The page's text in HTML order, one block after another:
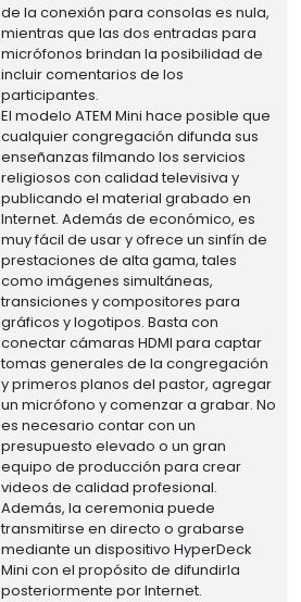
de la conexión para consolas es nula,
mientras que las dos entradas para
micrófonos brindan la posibilidad de
incluir comentarios de los
participantes.
El modelo ATEM Mini hace posible que
cualquier congregación difunda sus
enseñanzas filmando los servicios
religiosos con calidad televisiva y
publicando el material grabado en
Internet. Además de económico, es
muy fácil de usar y ofrece un sinfín de
prestaciones de alta gama, tales
como imágenes simultáneas,
transiciones y compositores para
gráficos y logotipos. Basta con
conectar cámaras HDMI para captar
tomas generales de la congregación
y primeros planos del pastor, agregar
un micrófono y comenzar a grabar. No
es necesario contar con un
presupuesto elevado o un gran
equipo de producción para crear
videos de calidad profesional.
Además, la ceremonia puede
transmitirse en directo o grabarse
mediante un dispositivo HyperDeck
Mini con el propósito de difundirla
posteriormente por Internet.